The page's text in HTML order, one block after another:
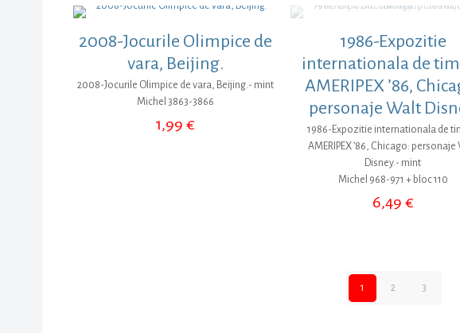
2008-Jocurile Olimpice de
vara, Beijing.
2008-Jocurile Olimpice de vara, Beijing.- mint
Michel 3863-3866
1,99€
1986-Expozitie
internationala de
AMERIPEX ’86,
personaje Walt
1986-Expozitie internationala de
AMERIPEX ’86, Chicago: personaje
Disney.- mint
Michel 968-971 + bloc 110
6,49 €
1 2 3